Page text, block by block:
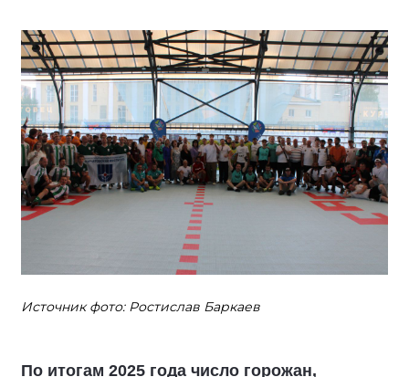
Источник фото: Ростислав Баркаев
По итогам 2025 года число горожан,